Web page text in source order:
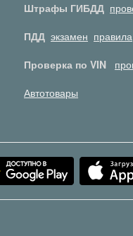
Штрафы ГИБДД
ПДД экзамен правила
Проверка по VIN
Автотовары